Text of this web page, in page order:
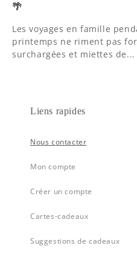
🌴
Les voyages en famille
printemps ne riment pas
surchargées et miettes de...
Liens rapides
Nous contacter
Mon compte
Créer un compte
Cartes-cadeaux
Suggestions de cadeaux